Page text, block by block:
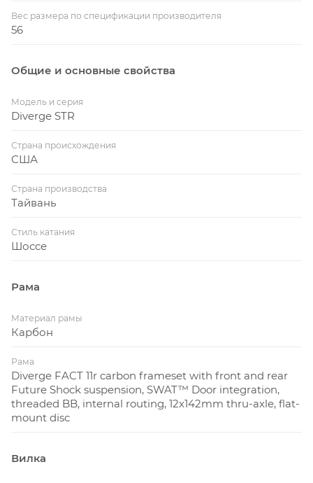
Вес размера по спецификации производителя
56
Общие и основные свойства
Модель и серия
Diverge STR
Страна происхождения
США
Страна производства
Тайвань
Стиль катания
Шоссе
Рама
Материал рамы
Карбон
Рама
Diverge FACT 11r carbon frameset with front and rear
Future Shock suspension, SWAT™ Door integration,
threaded BB, internal routing, 12x142mm thru-axle, flat-
mount disc
Вилка